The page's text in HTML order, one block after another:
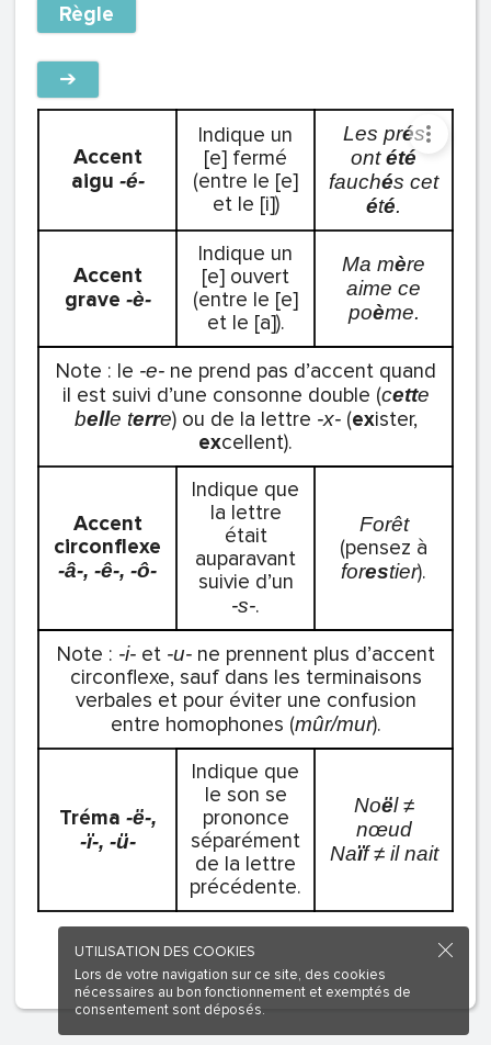
Règle
➔
Accent
aigu -é-
Indique un
[e] fermé
(entre le [e]
et le [i])
Les prés
ontété
fauchés cet
été.
Accent
grave -è-
Indique un
[e] ouvert
(entre le [e]
et le [a]).
Ma mère
aime ce
poème.
Note : le -e-ne prend pas d’accent quand
il est suivi d’une consonne double (cette
belle terre) ou de la lettre -x-(exister,
excellent).
Accent
circonflexe
-â-, -ê-, -ô-
Indique que
la lettre
était
auparavant
suivie d’un
‑s‑.
Forêt
(pensez à
forestier).
Note : -i-et -u-ne prennent plus d’accent
circonflexe, sauf dans les terminaisons
verbales et pour éviter une confusion
entre homophones (mûr/mur).
Tréma -ë-,
-ï-, -ü-
Indique que
le son se
prononce
séparément
de la lettre
précédente.
Noël ≠
nœud
Naïf ≠ il nait
UTILISATION DES COOKIES
Lors de votre navigation sur ce site, des cookies
nécessaires au bon fonctionnement et exemptés de
consentement sont déposés.